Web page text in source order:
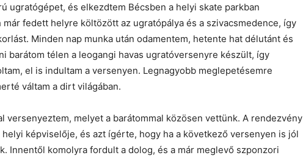
ugratógépet, és elkezdtem Bécsben a helyi skate parkban
fedett helyre költözött az ugratópálya és a szivacsmedence, így
Minden nap munka után odamentem, hetente hat délutánt és
barátom télen a leogangi havas ugratóversenyre készült, így
el is indultam a versenyen. Legnagyobb meglepetésemre
váltam a dirt világában.
versenyeztem, melyet a barátommal közösen vettünk. A rendezvény
helyi képviselője, és azt ígérte, hogy ha a következő versenyen is jól
Innentől komolyra fordult a dolog, és a már meglevő szponzori